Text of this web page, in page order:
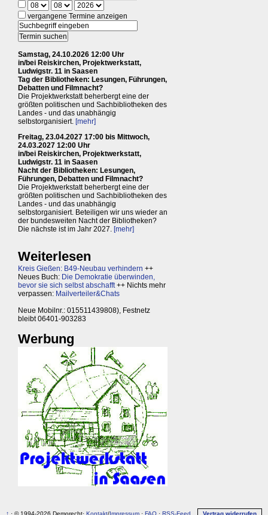
vergangene Termine anzeigen
Samstag, 24.10.2026 12:00 Uhr
in/bei Reiskirchen, Projektwerkstatt,
Ludwigstr. 11 in Saasen
Tag der Bibliotheken: Lesungen, Führungen,
Debatten und Filmnacht?
Die Projektwerkstatt beherbergt eine der
größten politischen und Sachbibliotheken des
Landes - und das unabhängig
selbstorganisiert. [mehr]
Freitag, 23.04.2027 17:00 bis Mittwoch,
24.03.2027 12:00 Uhr
in/bei Reiskirchen, Projektwerkstatt,
Ludwigstr. 11 in Saasen
Nacht der Bibliotheken: Lesungen,
Führungen, Debatten und Filmnacht?
Die Projektwerkstatt beherbergt eine der
größten politischen und Sachbibliotheken des
Landes - und das unabhängig
selbstorganisiert. Beteiligen wir uns wieder an
der bundesweiten Nacht der Bibliotheken?
Die nächste ist im Jahr 2027. [mehr]
Weiterlesen
Kreis Gießen: B49-Neubau verhindern ++
Neues Buch: Die Demokratie überwinden,
bevor sie sich selbst abschafft++ Nichts mehr
verpassen: Mailverteiler&Chats
Neue Mobilnr.: 015511439808), Festnetz
bleibt 06401-903283
Werbung
↑ · © 1994-2026 Demorecht· Kontakt/Impressum · FAQ · RSS-Feed Vertrag widerrufen